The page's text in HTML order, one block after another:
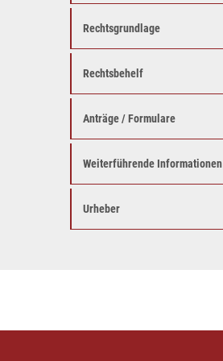
Rechtsgrundlage
Rechtsbehelf
Anträge / Formulare
Weiterführende Informationen
Urheber